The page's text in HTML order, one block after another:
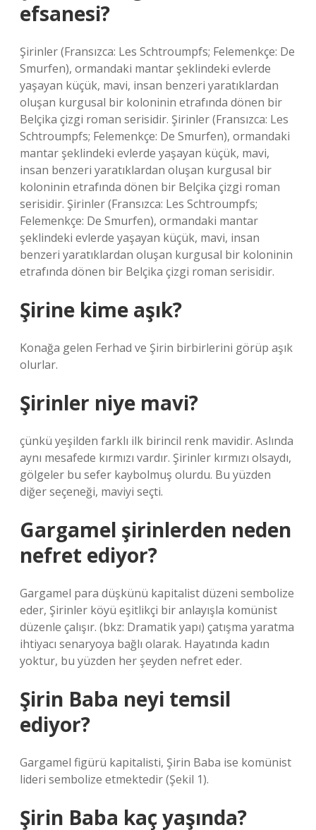
efsanesi?
Şirinler (Fransızca: Les Schtroumpfs; Felemenkçe: De
Smurfen), ormandaki mantar şeklindeki evlerde
yaşayan küçük, mavi, insan benzeri yaratıklardan
oluşan kurgusal bir koloninin etrafında dönen bir
Belçika çizgi roman serisidir. Şirinler (Fransızca: Les
Schtroumpfs; Felemenkçe: De Smurfen), ormandaki
mantar şeklindeki evlerde yaşayan küçük, mavi,
insan benzeri yaratıklardan oluşan kurgusal bir
koloninin etrafında dönen bir Belçika çizgi roman
serisidir. Şirinler (Fransızca: Les Schtroumpfs;
Felemenkçe: De Smurfen), ormandaki mantar
şeklindeki evlerde yaşayan küçük, mavi, insan
benzeri yaratıklardan oluşan kurgusal bir koloninin
etrafında dönen bir Belçika çizgi roman serisidir.
Şirine kime aşık?
Konağa gelen Ferhad ve Şirin birbirlerini görüp aşık
olurlar.
Şirinler niye mavi?
çünkü yeşilden farklı ilk birincil renk mavidir. Aslında
aynı mesafede kırmızı vardır. Şirinler kırmızı olsaydı,
gölgeler bu sefer kaybolmuş olurdu. Bu yüzden
diğer seçeneği, maviyi seçti.
Gargamel şirinlerden neden
nefret ediyor?
Gargamel para düşkünü kapitalist düzeni sembolize
eder, Şirinler köyü eşitlikçi bir anlayışla komünist
düzenle çalışır. (bkz: Dramatik yapı) çatışma yaratma
ihtiyacı senaryoya bağlı olarak. Hayatında kadın
yoktur, bu yüzden her şeyden nefret eder.
Şirin Baba neyi temsil
ediyor?
Gargamel figürü kapitalisti, Şirin Baba ise komünist
lideri sembolize etmektedir (Şekil 1).
Şirin Baba kaç yaşında?